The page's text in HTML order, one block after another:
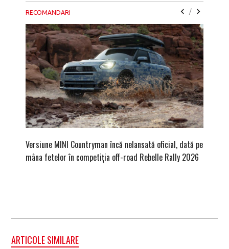
RECOMANDARI /
Versiune MINI Countryman încă nelansată oficial, dată pe
mâna fetelor în competiția off-road Rebelle Rally 2026
ARTICOLE SIMILARE